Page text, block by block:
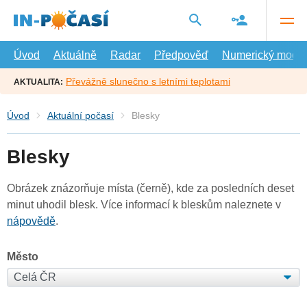
hlavní
Úvod
Aktuálně Radar Předpověď Numerický model
AKTUALITA: Převážně slunečno s letními teplotami
Úvod Aktuální počasí Blesky
Blesky
Obrázek znázorňuje místa (černě), kde za posledních deset
minut uhodil blesk. Více informací k bleskům naleznete v
nápovědě.
Město